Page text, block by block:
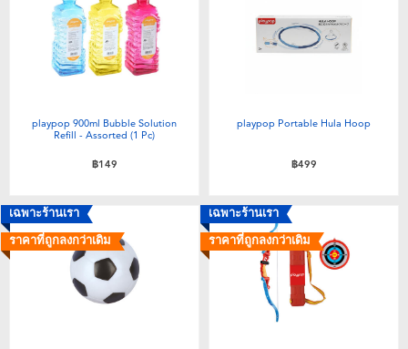
playpop 900ml Bubble Solution
Refill - Assorted (1 Pc)
฿149
playpop Portable Hula Hoop
฿499
เฉพาะร้านเรา
ราคาที่ถูกลงกว่าเดิม
เฉพาะร้านเรา
ราคาที่ถูกลงกว่าเดิม